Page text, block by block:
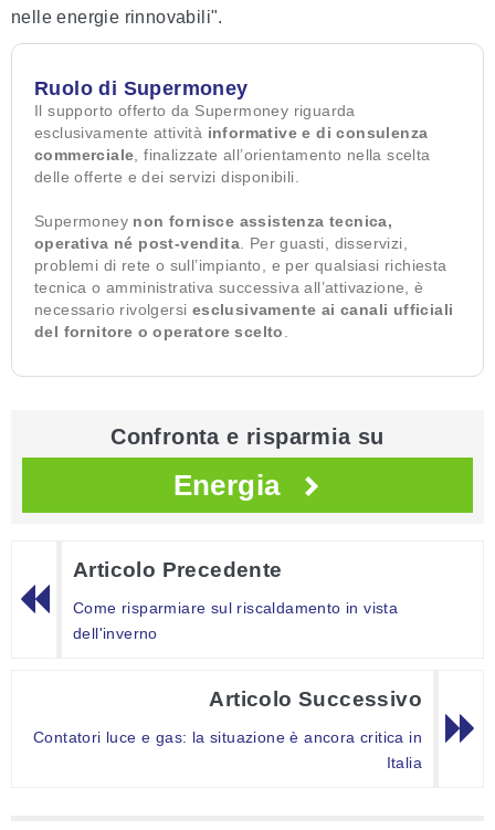
nelle energie rinnovabili".
Ruolo di Supermoney
Il supporto offerto da Supermoney riguarda
esclusivamente attività informative e di consulenza
commerciale , finalizzate all’orientamento nella scelta
delle offerte e dei servizi disponibili.
Supermoney non fornisce assistenza tecnica,
operativa né post-vendita . Per guasti, disservizi,
problemi di rete o sull’impianto, e per qualsiasi richiesta
tecnica o amministrativa successiva all’attivazione, è
necessario rivolgersi esclusivamente ai canali ufficiali
del fornitore o operatore scelto
Confronta e risparmia su
Energia
Articolo Precedente
Come risparmiare sul riscaldamento in vista
dell'inverno
Articolo Successivo
Contatori luce e gas: la situazione è ancora critica in
Italia